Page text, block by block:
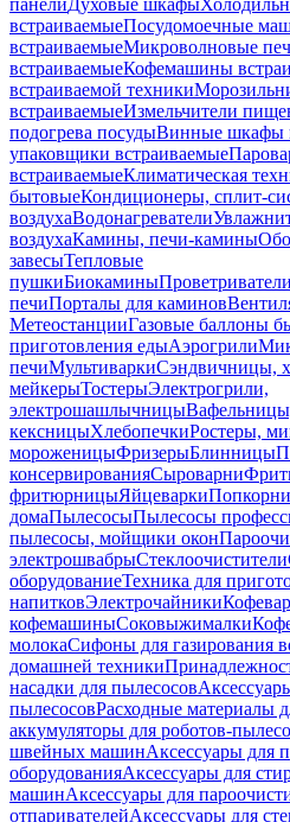
панелиДуховые шкафы
встраиваемыеПосудомоечные
встраиваемыеМикроволновые
встраиваемыеКофемашины
встраиваемой техники
встраиваемыеИзмельчители
подогрева посудыВинные шкафы
упаковщики встраиваемые
встраиваемыеКлиматическая
бытовыеКондиционеры, сплит-
воздухаВодонагреватели
воздухаКамины, печи-камины
завесыТепловые
пушкиБиокаминыПроветриватели
печиПорталы для каминов
МетеостанцииГазовые баллоны
приготовления едыАэрогрили
печиМультиваркиСэндвичницы,
мейкерыТостерыЭлектрогрили,
электрошашлычницы
кексницыХлебопечкиРостеры,
мороженицыФризерыБлинницы
консервированияСыроварни
фритюрницыЯйцеварки
домаПылесосыПылесосы
пылесосы, мойщики окон
электрошвабрыСтеклоочистители
оборудованиеТехника для
напитковЭлектрочайники
кофемашиныСоковыжималки
молокаСифоны для газирования
домашней техники
насадки для пылесосов
пылесосовРасходные материалы
аккумуляторы для роботов-
швейных машинАксессуары для
оборудованияАксессуары для
машинАксессуары для
отпаривателейАксессуары для